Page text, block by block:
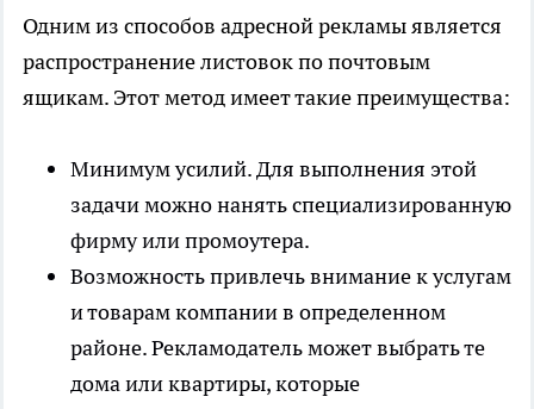
Одним из способов адресной рекламы является
распространение листовок по почтовым
ящикам. Этот метод имеет такие преимущества:
Минимум усилий. Для выполнения этой
задачи можно нанять специализированную
фирму или промоутера.
Возможность привлечь внимание к услугам
и товарам компании в определенном
районе. Рекламодатель может выбрать те
дома или квартиры, которые